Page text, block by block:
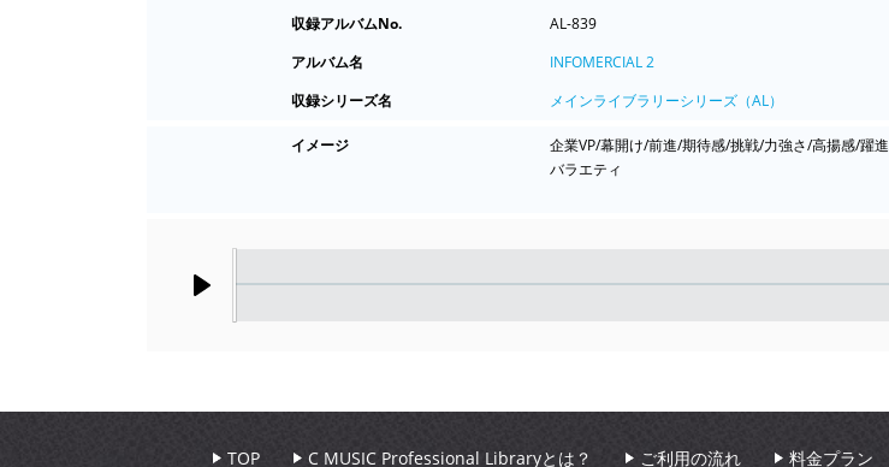
収録アルバムNo.
AL-839
アルバム名
INFOMERCIAL 2
収録シリーズ名
メインライブラリーシリーズ（AL）
イメージ
企業VP/幕開け/前進/期待感/挑戦/力強さ/高揚感/躍
バラエティ
TOP C MUSIC Professional Libraryとは？ ご利用の流れ 料金プラン